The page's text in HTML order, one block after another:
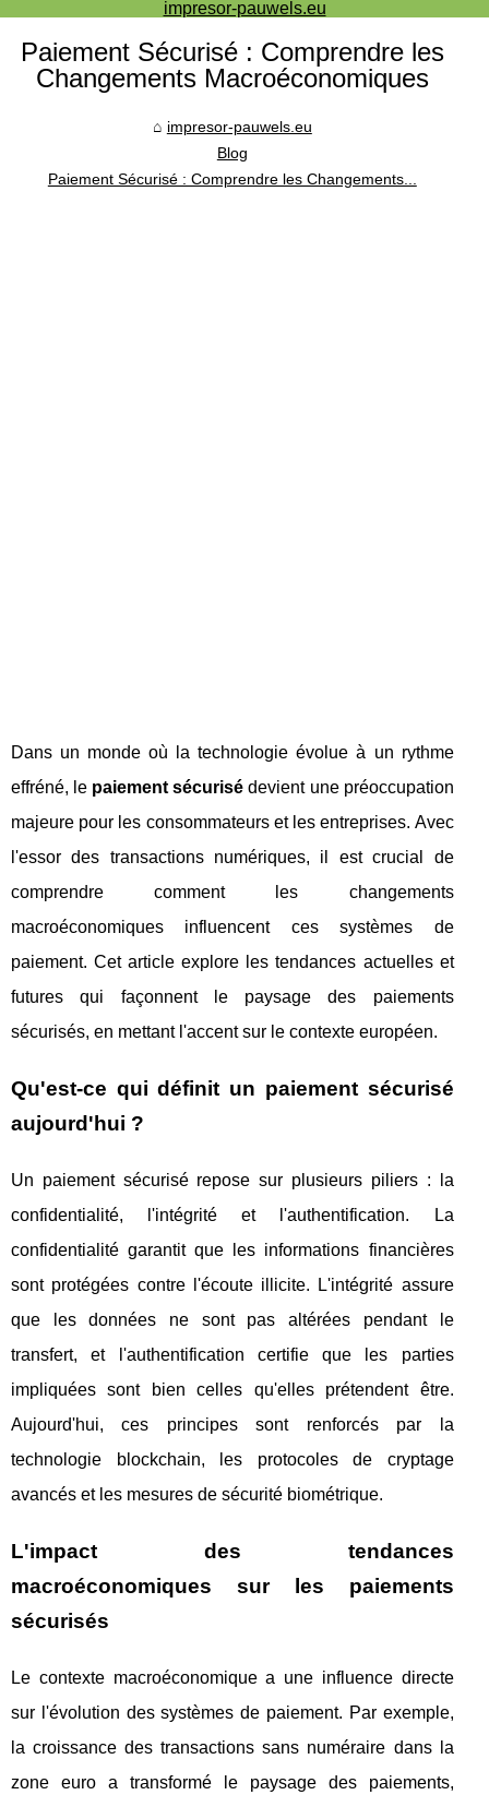
Paiement Sécurisé : Comprendre les
Changements Macroéconomiques
impresor-pauwels.eu
Blog
Paiement Sécurisé : Comprendre les Changements...
Dans un monde où la technologie évolue à un rythme
effréné, le paiement sécurisé devient une préoccupation
majeure pour les consommateurs et les entreprises. Avec
l'essor des transactions numériques, il est crucial de
comprendre comment les changements
macroéconomiques influencent ces systèmes de
paiement. Cet article explore les tendances actuelles et
futures qui façonnent le paysage des paiements
sécurisés, en mettant l'accent sur le contexte européen.
Qu'est-ce qui définit un paiement sécurisé
aujourd'hui ?
Un paiement sécurisé repose sur plusieurs piliers : la
confidentialité, l'intégrité et l'authentification. La
confidentialité garantit que les informations financières
sont protégées contre l'écoute illicite. L'intégrité assure
que les données ne sont pas altérées pendant le
transfert, et l'authentification certifie que les parties
impliquées sont bien celles qu'elles prétendent être.
Aujourd'hui, ces principes sont renforcés par la
technologie blockchain, les protocoles de cryptage
avancés et les mesures de sécurité biométrique.
L'impact des tendances
macroéconomiques sur les paiements
sécurisés
Le contexte macroéconomique a une influence directe
sur l'évolution des systèmes de paiement. Par exemple,
la croissance des transactions sans numéraire dans la
zone euro a transformé le paysage des paiements,
impresor-pauwels.eu